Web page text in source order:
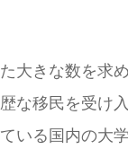
大きな数を求
な移民を受け
いる国内の大